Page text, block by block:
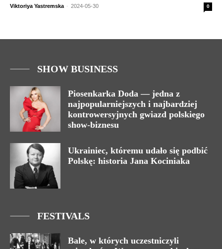
Viktoriya Yastremska - 2024-05-30 0
SHOW BUSINESS
Piosenkarka Doda — jedna z
najpopularniejszych i najbardziej
kontrowersyjnych gwiazd polskiego
show-biznesu
Ukrainiec, któremu udało się podbić
Polskę: historia Jana Kociniaka
FESTIVALS
Bale, w których uczestniczyli